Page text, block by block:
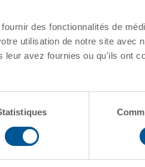
des fonctionnalités de
utilisation de notre site avec
avez fournies ou qu'ils ont